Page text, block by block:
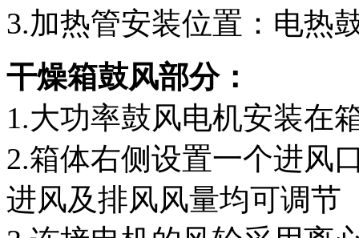
3.加热管安装位置：电热
干燥箱鼓风部分：
1.大功率鼓风电机安装在
2.箱体右侧设置一个进风
进风及排风风量均可调节